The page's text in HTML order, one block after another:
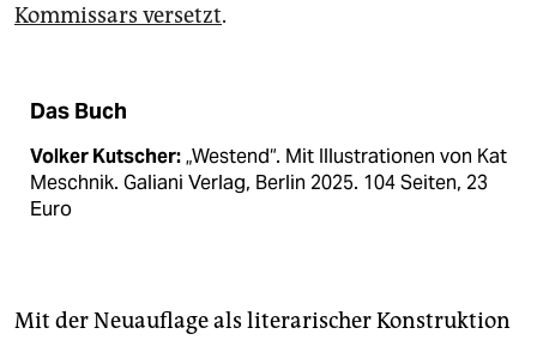
Kommissars versetzt.
Das Buch
Volker Kutscher:„Westend“. Mit Illustrationen von Kat
Meschnik. Galiani Verlag, Berlin 2025. 104 Seiten, 23
Euro
Mit der Neuauflage als literarischer Konstruktion